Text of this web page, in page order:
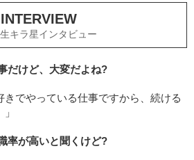
INTERVIEW
キラ星インタビュー
だけど、大変だよね?
きでやっている仕事ですから、続ける
率が高いと聞くけど?